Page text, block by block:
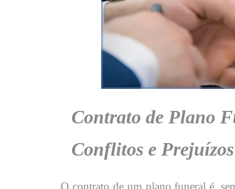
Contrato de Plano
Conflitos e Prejuízos
O contrato de um plano funeral é,